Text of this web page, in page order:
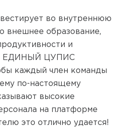
во внутреннюю
внешнее образование,
и
ЕДИНЫЙ ЦУПИС
каждый член команды
по-настоящему
высокие
на платформе
это отлично удается!